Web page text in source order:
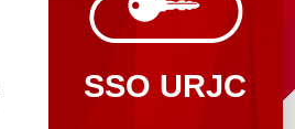
SSO URJC